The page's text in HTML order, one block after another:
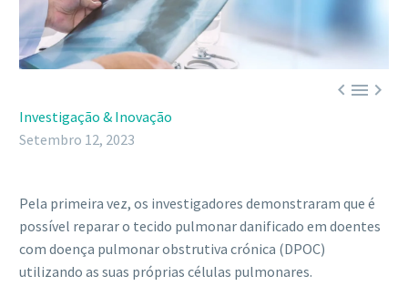

Investigação & Inovação
Setembro 12, 2023
Pela primeira vez, os investigadores demonstraram que é
possível reparar o tecido pulmonar danificado em doentes
com doença pulmonar obstrutiva crónica (DPOC)
utilizando as suas próprias células pulmonares.